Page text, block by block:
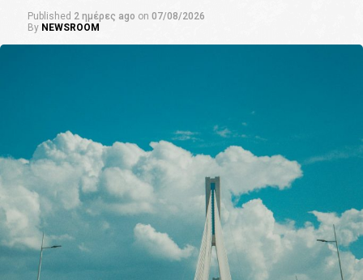
Published 2 ημέρες ago on 07/08/2026
By NEWSROOM